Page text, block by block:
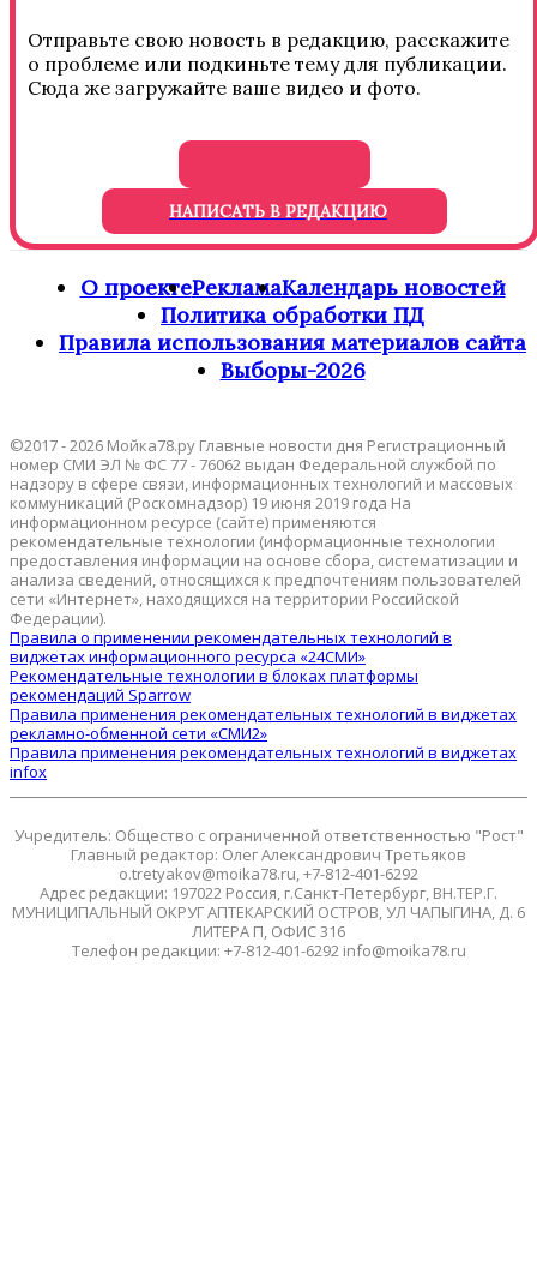
Отправьте свою новость в редакцию, расскажите
о проблеме или подкиньте тему для публикации.
Сюда же загружайте ваше видео и фото.
НАПИСАТЬ В РЕДАКЦИЮ
О проектеРекламаКалендарь новостей
Политика обработки ПД
Правила использования материалов сайта
Выборы-2026
©2017 - 2026 Мойка78.ру Главные новости дня Регистрационный
номер СМИ ЭЛ № ФС 77 - 76062 выдан Федеральной службой по
надзору в сфере связи, информационных технологий и массовых
коммуникаций (Роскомнадзор) 19 июня 2019 года На
информационном ресурсе (сайте) применяются
рекомендательные технологии (информационные технологии
предоставления информации на основе сбора, систематизации и
анализа сведений, относящихся к предпочтениям пользователей
сети «Интернет», находящихся на территории Российской
Федерации).
Правила о применении рекомендательных технологий в
виджетах информационного ресурса «24СМИ»
Рекомендательные технологии в блоках платформы
рекомендаций Sparrow
Правила применения рекомендательных технологий в виджетах
рекламно-обменной сети «СМИ2»
Правила применения рекомендательных технологий в виджетах
infox
Учредитель: Общество с ограниченной ответственностью "Рост"
Главный редактор: Олег Александрович Третьяков
o.tretyakov@moika78.ru, +7-812-401-6292
Адрес редакции: 197022 Россия, г.Санкт-Петербург, ВН.ТЕР.Г.
МУНИЦИПАЛЬНЫЙ ОКРУГ АПТЕКАРСКИЙ ОСТРОВ, УЛ ЧАПЫГИНА, Д. 6
ЛИТЕРА П, ОФИС 316
Телефон редакции: +7-812-401-6292 info@moika78.ru